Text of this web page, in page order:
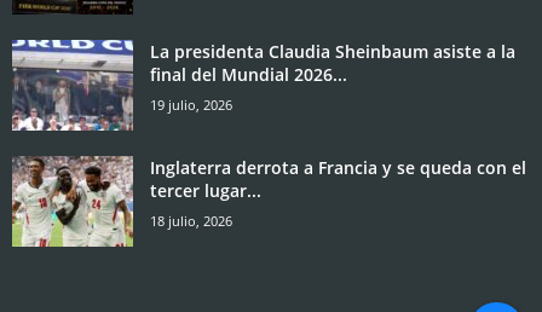
La presidenta Claudia Sheinbaum asiste a la
final del Mundial 2026...
19 julio, 2026
Inglaterra derrota a Francia y se queda con el
tercer lugar...
18 julio, 2026